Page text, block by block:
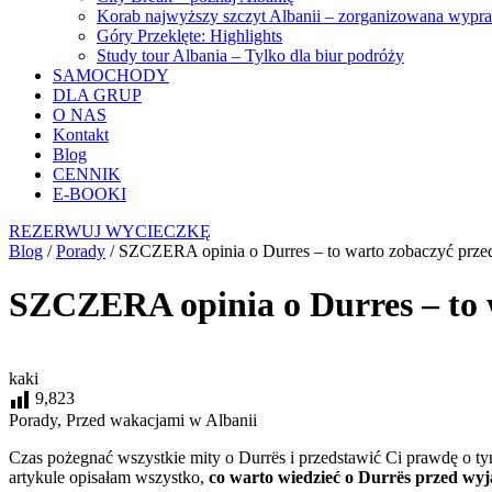
Korab najwyższy szczyt Albanii – zorganizowana
Góry Przeklęte: Highlights
Study tour Albania – Tylko dla biur podróży
SAMOCHODY
DLA GRUP
O NAS
Kontakt
Blog
CENNIK
E-BOOKI
REZERWUJ WYCIECZKĘ
Blog /Porady / SZCZERA opinia o Durres – to warto zobaczyć
SZCZERA opinia o Durres –
kaki
9,823
Porady, Przed wakacjami w Albanii
Czas pożegnać wszystkie mity o Durrës i przedstawić Ci prawdę o
artykule opisałam wszystko, co warto wiedzieć o Durrës przed